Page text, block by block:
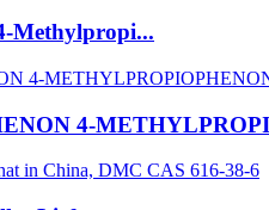
Methylpropi...
4-